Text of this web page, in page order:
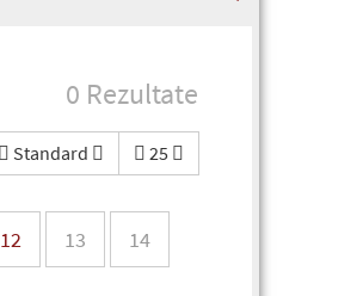
0 Rezultate
Standard 25
12 13 14